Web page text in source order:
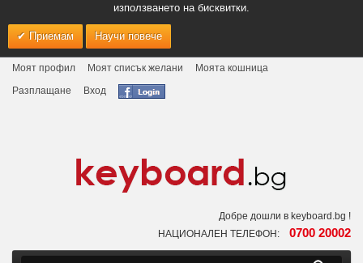
използването на бисквитки.
Приемам Научи повече
Моят профил Моят списък желани
Моята кошница
Разплащане
Вход
Добре дошли в keyboard.bg !
НАЦИОНАЛЕН ТЕЛЕФОН: 0700 20002